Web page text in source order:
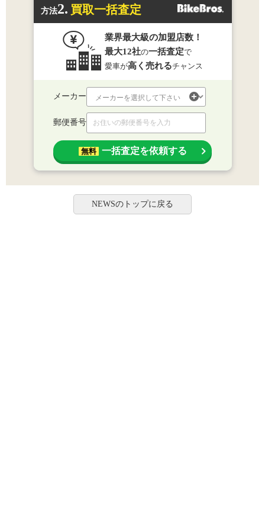
方法2. 買取一括査定
業界最大級の加盟店数！
最大12社の一括査定で
愛車が高く売れるチャンス
メーカー
郵便番号
無料 一括査定を依頼する
NEWSのトップに戻る